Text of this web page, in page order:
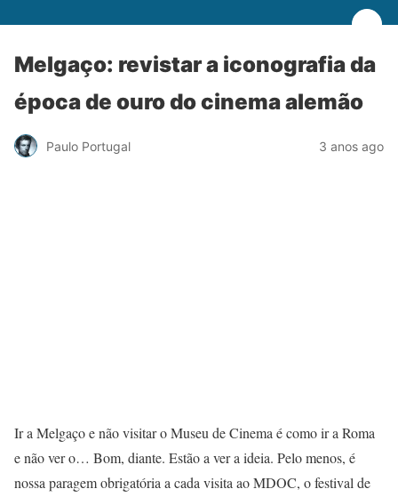
Melgaço: revistar a iconografia da
época de ouro do cinema alemão
Paulo Portugal 3 anos ago
Ir a Melgaço e não visitar o Museu de Cinema é como ir a Roma
e não ver o… Bom, diante. Estão a ver a ideia. Pelo menos, é
nossa paragem obrigatória a cada visita ao MDOC, o festival de